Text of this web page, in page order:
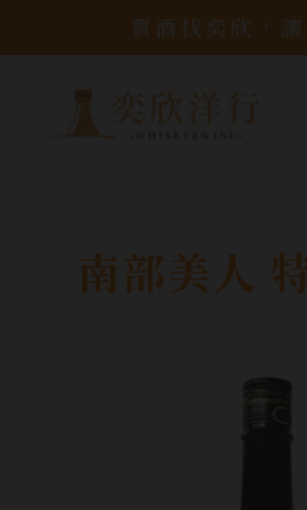
買酒找奕欣，
南部美人